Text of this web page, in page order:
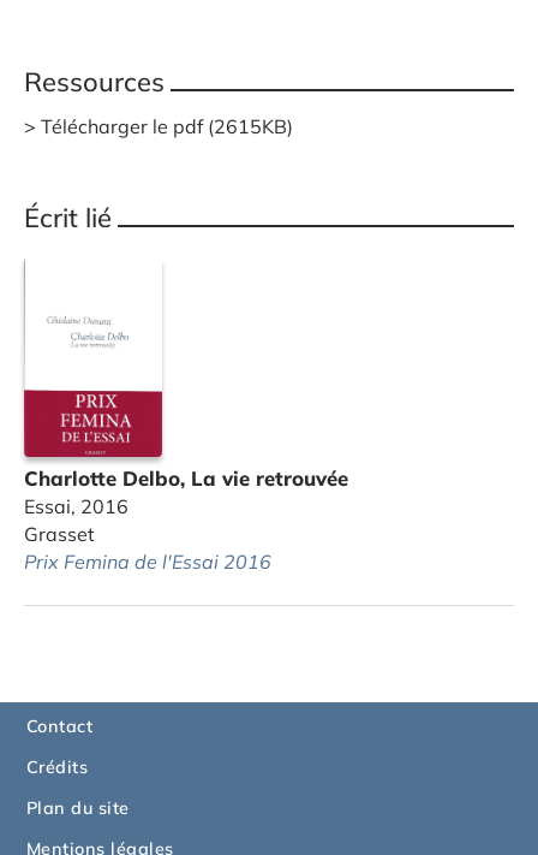
Ressources
Télécharger le pdf (2615KB)
Écrit lié
Charlotte Delbo, La vie retrouvée
Essai, 2016
Grasset
Prix Femina de l'Essai 2016
Contact
Crédits
Plan du site
Mentions légales